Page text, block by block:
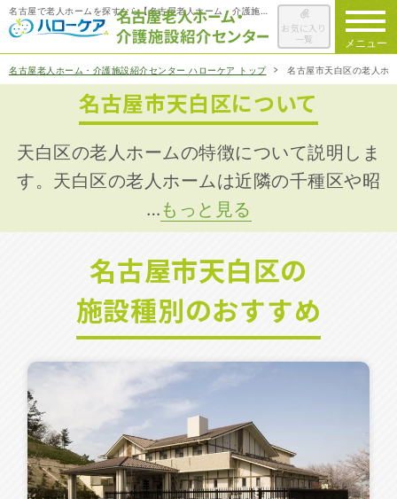
メニュー
お気に入り
一覧
ハローケアについて
老人ホームを検索する
ポイント
ご入居までの流れ
会社概要
お役立ち情報一覧
施設特集一覧
ブログ一覧
名古屋老人ホーム・介護施設紹介センター ハローケア トップ 名古屋市天白区の老人ホ
名古屋市天白区について
天白区の老人ホームの特徴について説明しま
す。天白区の老人ホームは近隣の千種区や昭
…もっと見る
名古屋市天白区の
施設種別のおすすめ